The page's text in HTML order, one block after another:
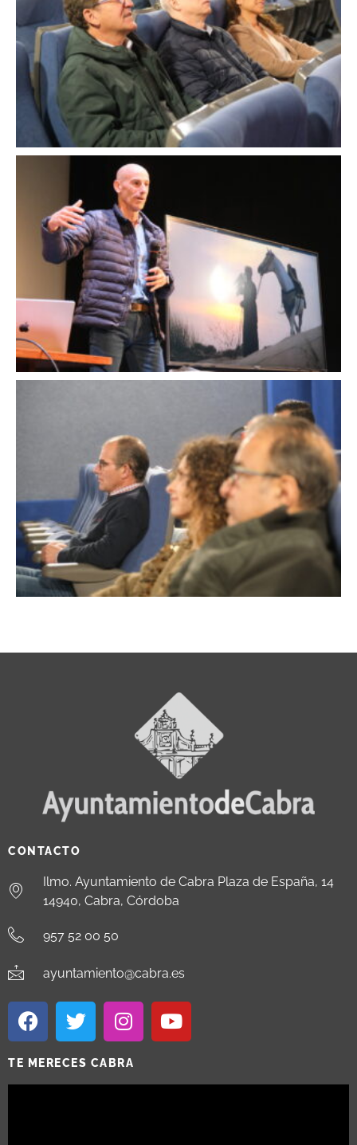
CONTACTO
Ilmo. Ayuntamiento de Cabra Plaza de España, 14
14940, Cabra, Córdoba
957 52 00 50
ayuntamiento@cabra.es
TE MERECES CABRA